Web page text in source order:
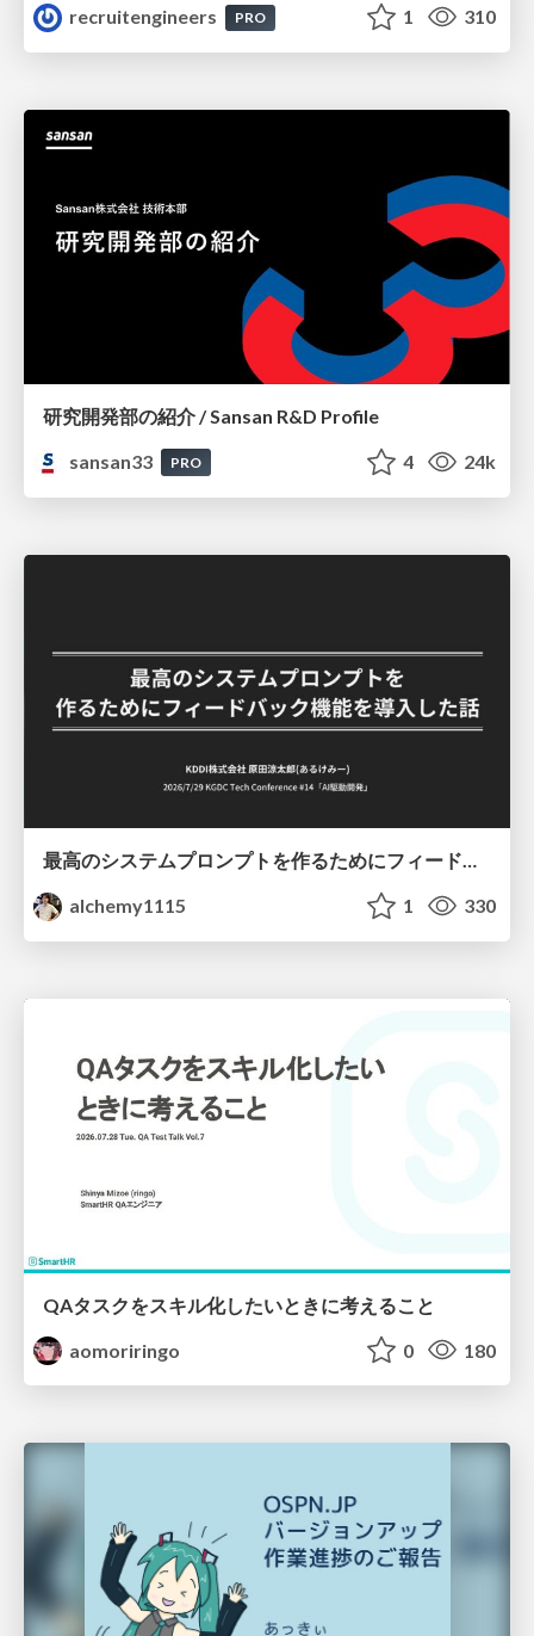
recruitengineers PRO 1 310
研究開発部の紹介 / Sansan R&D Profile
sansan33
PRO 4 24k
最高のシステムプロンプトを作るためにフィードバック機能を導入した話
alchemy1115
1 330
QAタスクをスキル化したいときに考えること
aomoriringo
0 180